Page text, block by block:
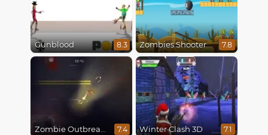
Gunblood 8.3 Zombies Shooter 7.8
Zombie Outbreak Arena 7.4 Winter Clash 3D 7.1